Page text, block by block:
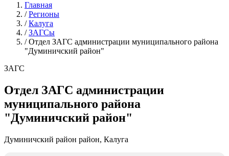
Главная
/ Регионы
/ Калуга
/ ЗАГСы
/ Отдел ЗАГС администрации муниципального района
"Думиничский район"
ЗАГС
Отдел ЗАГС администрации
муниципального района
"Думиничский район"
Думиничский район район, Калуга